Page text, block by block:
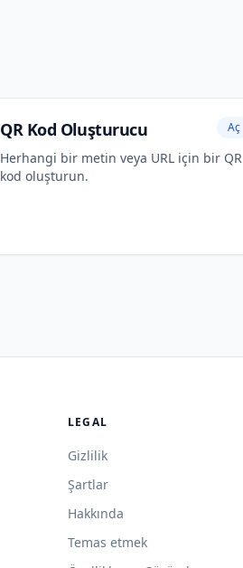
QR Kod Oluşturucu Aç
Herhangi bir metin veya URL için bir QR
kod oluşturun.
LEGAL
Gizlilik
Şartlar
Hakkında
Temas etmek